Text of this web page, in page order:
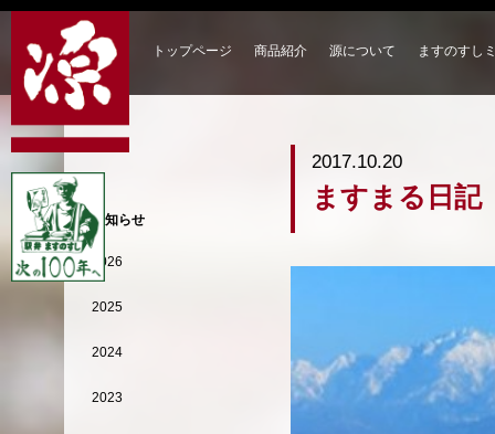
トップページ 商品紹介 源について ますのすし
2017.10.20
ますまる日記
お知らせ
2026
2025
2024
2023